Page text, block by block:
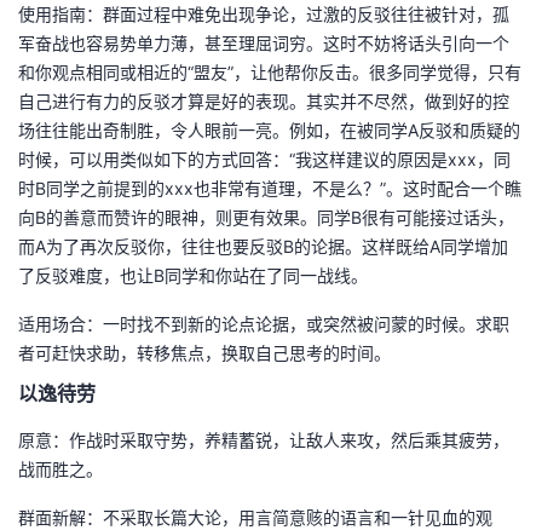
使用指南：群面过程中难免出现争论，过激的反驳往往被针对，孤
军奋战也容易势单力薄，甚至理屈词穷。这时不妨将话头引向一个
和你观点相同或相近的“盟友”，让他帮你反击。很多同学觉得，只有
自己进行有力的反驳才算是好的表现。其实并不尽然，做到好的控
场往往能出奇制胜，令人眼前一亮。例如，在被同学A反驳和质疑的
时候，可以用类似如下的方式回答：“我这样建议的原因是xxx，同
时B同学之前提到的xxx也非常有道理，不是么？”。这时配合一个瞧
向B的善意而赞许的眼神，则更有效果。同学B很有可能接过话头，
而A为了再次反驳你，往往也要反驳B的论据。这样既给A同学增加
了反驳难度，也让B同学和你站在了同一战线。
适用场合：一时找不到新的论点论据，或突然被问蒙的时候。求职
者可赶快求助，转移焦点，换取自己思考的时间。
以逸待劳
原意：作战时采取守势，养精蓄锐，让敌人来攻，然后乘其疲劳，
战而胜之。
群面新解：不采取长篇大论，用言简意赅的语言和一针见血的观